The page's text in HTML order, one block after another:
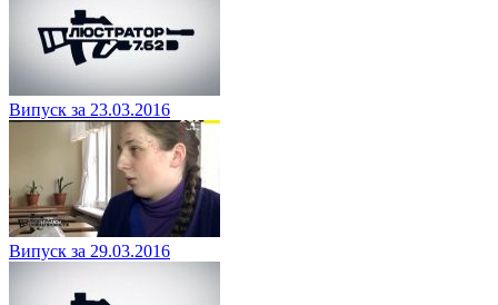
Випуск за 23.03.2016
Випуск за 29.03.2016